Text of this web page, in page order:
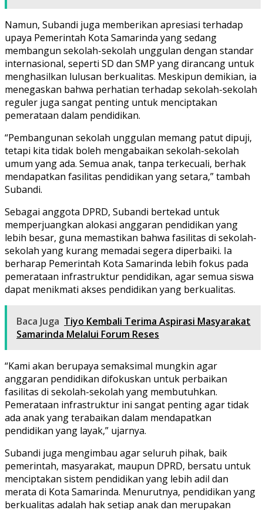
Namun, Subandi juga memberikan apresiasi terhadap
upaya Pemerintah Kota Samarinda yang sedang
membangun sekolah-sekolah unggulan dengan standar
internasional, seperti SD dan SMP yang dirancang untuk
menghasilkan lulusan berkualitas. Meskipun demikian, ia
menegaskan bahwa perhatian terhadap sekolah-sekolah
reguler juga sangat penting untuk menciptakan
pemerataan dalam pendidikan.
“Pembangunan sekolah unggulan memang patut dipuji,
tetapi kita tidak boleh mengabaikan sekolah-sekolah
umum yang ada. Semua anak, tanpa terkecuali, berhak
mendapatkan fasilitas pendidikan yang setara,” tambah
Subandi.
Sebagai anggota DPRD, Subandi bertekad untuk
memperjuangkan alokasi anggaran pendidikan yang
lebih besar, guna memastikan bahwa fasilitas di sekolah-
sekolah yang kurang memadai segera diperbaiki. Ia
berharap Pemerintah Kota Samarinda lebih fokus pada
pemerataan infrastruktur pendidikan, agar semua siswa
dapat menikmati akses pendidikan yang berkualitas.
Baca Juga Tiyo Kembali Terima Aspirasi Masyarakat
Samarinda Melalui Forum Reses
“Kami akan berupaya semaksimal mungkin agar
anggaran pendidikan difokuskan untuk perbaikan
fasilitas di sekolah-sekolah yang membutuhkan.
Pemerataan infrastruktur ini sangat penting agar tidak
ada anak yang terabaikan dalam mendapatkan
pendidikan yang layak,” ujarnya.
Subandi juga mengimbau agar seluruh pihak, baik
pemerintah, masyarakat, maupun DPRD, bersatu untuk
menciptakan sistem pendidikan yang lebih adil dan
merata di Kota Samarinda. Menurutnya, pendidikan yang
berkualitas adalah hak setiap anak dan merupakan